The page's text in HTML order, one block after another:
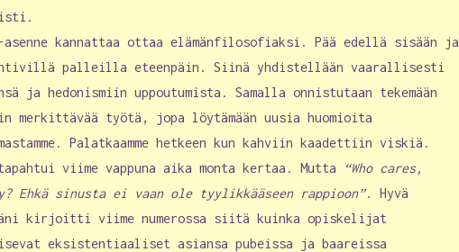
asenne kannattaa ottaa elämänfilosofiaksi. Pää edellä sisään ja
palleilla eteenpäin. Siinä yhdistellään vaarallisesti
ja hedonismiin uppoutumista. Samalla onnistutaan tekemään
merkittävää työtä, jopa löytämään uusia huomioita
Palatkaamme hetkeen kun kahviin kaadettiin viskiä.
tapahtui viime vappuna aika monta kertaa. Mutta “Who cares,
Ehkä sinusta ei vaan ole tyylikkääseen rappioon”. Hyvä
kirjoitti viime numerossa siitä kuinka opiskelijat
eksistentiaaliset asiansa pubeissa ja baareissa